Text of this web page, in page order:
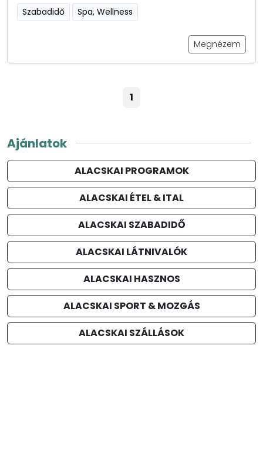
Szabadidő Spa, Wellness
Megnézem
1
Ajánlatok
ALACSKAI PROGRAMOK
ALACSKAI ÉTEL & ITAL
ALACSKAI SZABADIDŐ
ALACSKAI LÁTNIVALÓK
ALACSKAI HASZNOS
ALACSKAI SPORT & MOZGÁS
ALACSKAI SZÁLLÁSOK